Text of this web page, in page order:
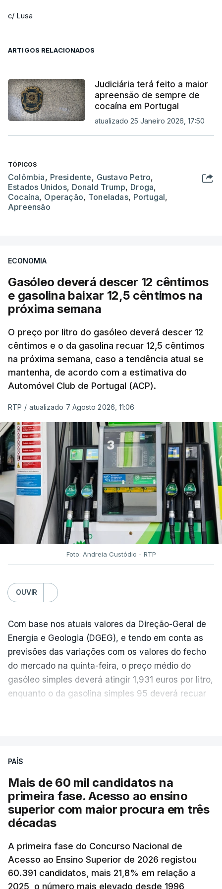
c/ Lusa
ARTIGOS RELACIONADOS
Judiciária terá feito a maior
apreensão de sempre de
cocaína em Portugal
atualizado 25 Janeiro 2026, 17:50
TÓPICOS
Colômbia, Presidente, Gustavo Petro,
Estados Unidos, Donald Trump, Droga,
Cocaína, Operação, Toneladas, Portugal,
Apreensão
ECONOMIA
Gasóleo deverá descer 12 cêntimos
e gasolina baixar 12,5 cêntimos na
próxima semana
O preço por litro do gasóleo deverá descer 12
cêntimos e o da gasolina recuar 12,5 cêntimos
na próxima semana, caso a tendência atual se
mantenha, de acordo com a estimativa do
Automóvel Club de Portugal (ACP).
RTP / atualizado 7 Agosto 2026, 11:06
Foto: Andreia Custódio - RTP
OUVIR
Com base nos atuais valores da Direção-Geral de
Energia e Geologia (DGEG), e tendo em conta as
previsões das variações com os valores do fecho
do mercado na quinta-feira, o preço médio do
gasóleo simples deverá atingir 1,931 euros por litro,
enquanto o da gasolina simples 95 deverá recuar
evolução das cotações internacionais do petróleo,
posto de abastecimento, a marca e a localização.
A atualização do desconto do Imposto sobre os
Produtos Petrolíferos (ISP) também poderá
O Governo comprometeu-se a aplicar uma redução
extraordinária e temporária no ISP, sempre que se
PAÍS
Mais de 60 mil candidatos na
primeira fase. Acesso ao ensino
superior com maior procura em três
décadas
A primeira fase do Concurso Nacional de
Acesso ao Ensino Superior de 2026 registou
60.391 candidatos, mais 21,8% em relação a
2025, o número mais elevado desde 1996,